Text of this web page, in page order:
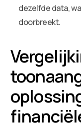
dezelfde data,
doorbreekt.